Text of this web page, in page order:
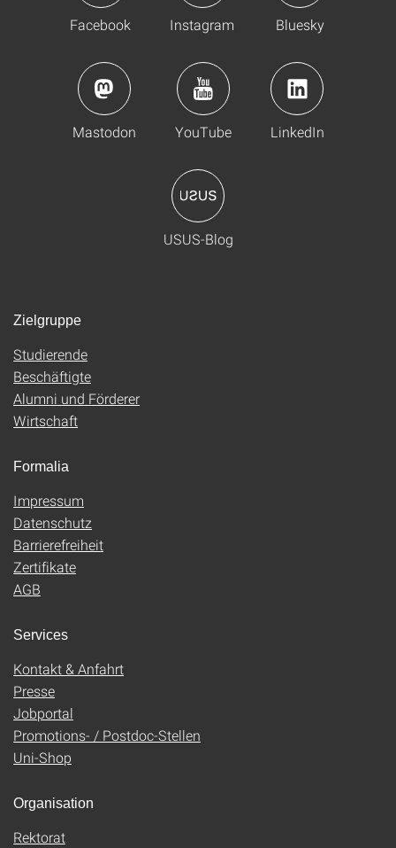
Facebook Instagram Bluesky
Mastodon YouTube LinkedIn
USUS-Blog
Zielgruppe
Studierende
Beschäftigte
Alumni und Förderer
Wirtschaft
Formalia
Impressum
Datenschutz
Barrierefreiheit
Zertifikate
AGB
Services
Kontakt & Anfahrt
Presse
Jobportal
Promotions- / Postdoc-Stellen
Uni-Shop
Organisation
Rektorat